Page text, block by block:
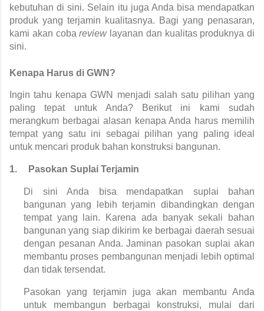
kebutuhan di sini. Selain itu juga Anda bisa mendapatkan
produk yang terjamin kualitasnya. Bagi yang penasaran,
kami akan coba review layanan dan kualitas produknya di
sini.
Kenapa Harus di GWN?
Ingin tahu kenapa GWN menjadi salah satu pilihan yang
paling tepat untuk Anda? Berikut ini kami sudah
merangkum berbagai alasan kenapa Anda harus memilih
tempat yang satu ini sebagai pilihan yang paling ideal
untuk mencari produk bahan konstruksi bangunan.
1. Pasokan Suplai Terjamin
Di sini Anda bisa mendapatkan suplai bahan
bangunan yang lebih terjamin dibandingkan dengan
tempat yang lain. Karena ada banyak sekali bahan
bangunan yang siap dikirim ke berbagai daerah sesuai
dengan pesanan Anda. Jaminan pasokan suplai akan
membantu proses pembangunan menjadi lebih optimal
dan tidak tersendat.
Pasokan yang terjamin juga akan membantu Anda
untuk membangun berbagai konstruksi, mulai dari